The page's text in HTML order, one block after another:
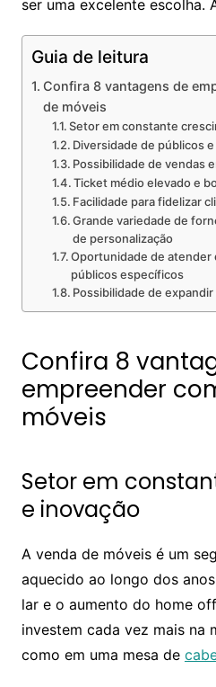
ser uma excelente escolha.
Guia de leitura
Confira 8 vantagens de
de móveis
Setor em constante
Diversidade de públicos
Possibilidade de vendas
Ticket médio elevado e
Facilidade para fidelizar
Grande variedade de
de personalização
Oportunidade de
públicos específicos
Possibilidade de
Confira 8
empreender
móveis
Setor em
e inovação
A venda de móveis é um
aquecido ao longo dos
lar e o aumento do home
investem cada vez mais na
como em uma mesa de